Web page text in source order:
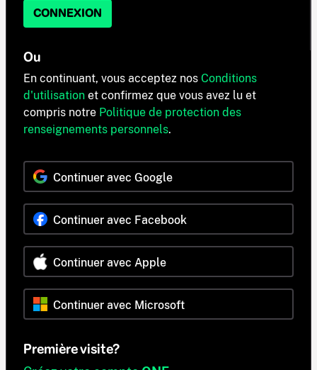
CONNEXION
Ou
En continuant, vous acceptez nos Conditions
d'utilisation et confirmez que vous avez lu et
compris notre Politique de protection des
renseignements personnels.
Continuer avec Google
Continuer avec Facebook
Continuer avec Apple
Continuer avec Microsoft
Première visite?